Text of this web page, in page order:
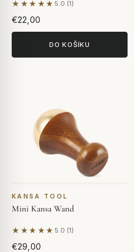
★★★★★ 5.0 (1)
Na základě 1 hodnocení
€22,00
DO KOŠÍKU
KANSA TOOL
Mini Kansa Wand
★★★★★ 5.0 (1)
Na základě 1 hodnocení
€29,00